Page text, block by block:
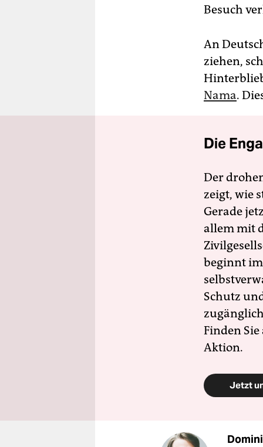
Besuch
An
ziehen,
Nama.
Die
Der
zeigt, wie
Gerade
allem mit
beginnt
Schutz
Finden
Aktion.
Jetzt